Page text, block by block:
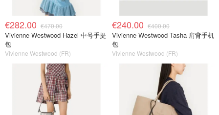
€282.00 €470.00
Vivienne Westwood Hazel 中号手提
包
Vivienne Westwood (FR)
€240.00 €400.00
Vivienne Westwood Tasha 肩背手机
包
Vivienne Westwood (FR)